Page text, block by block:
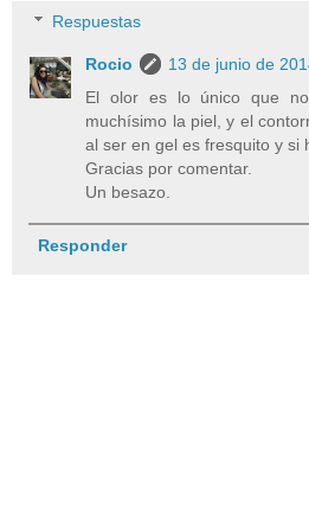
Respuestas
Rocio
13 de junio de
El olor es lo único que
muchísimo la piel, y el
al ser en gel es fresquito y si
Gracias por comentar.
Un besazo.
Responder